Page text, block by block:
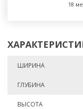
18
ШИРИНА
ГЛУБИНА
ВЫСОТА